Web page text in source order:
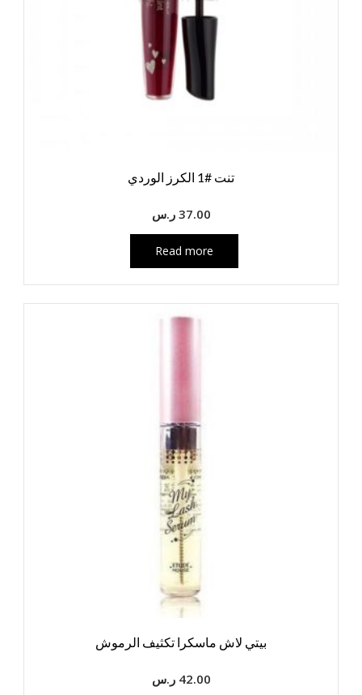
تنت #1 الكرز الوردي
37.00 ر.س
Read more
بيتي لاش ماسكرا تكثيف الرموش
42.00 ر.س